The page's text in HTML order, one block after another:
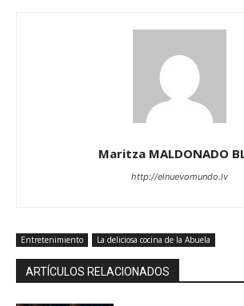
Maritza MALDONADO
http://elnuevomundo.lv
Entretenimiento La deliciosa cocina de la Abuela
ARTÍCULOS RELACIONADOS